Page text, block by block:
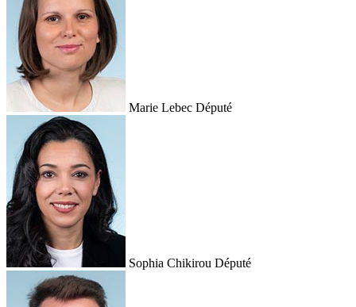
Marie Lebec Député
Sophia Chikirou Député